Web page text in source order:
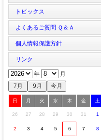
トピックス
よくあるご質問 Ｑ＆Ａ
個人情報保護方針
リンク
年 月
日 月 火 水 木 金 土
26 27 28 29 30 31 1
2 3 4 5 6 7 8